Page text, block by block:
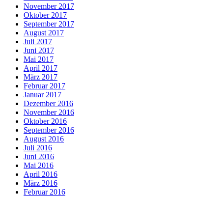
November 2017
Oktober 2017
September 2017
August 2017
Juli 2017
Juni 2017
Mai 2017
April 2017
März 2017
Februar 2017
Januar 2017
Dezember 2016
November 2016
Oktober 2016
September 2016
August 2016
Juli 2016
Juni 2016
Mai 2016
April 2016
März 2016
Februar 2016